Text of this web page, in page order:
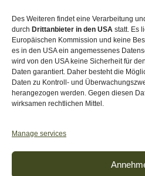
Des Weiteren findet eine Verarbeitung
durch Drittanbieter in den USA statt. Es
Europäischen Kommission und keine
es in den USA ein angemessenes
wird von den USA keine Sicherheit für
Daten garantiert. Daher besteht die
Daten zu Kontroll- und
herangezogen werden. Gegen diesen
wirksamen rechtlichen Mittel.
Manage services